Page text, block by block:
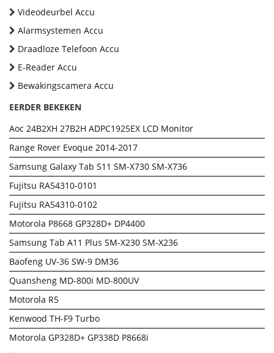
Videodeurbel Accu
Alarmsystemen Accu
Draadloze Telefoon Accu
E-Reader Accu
Bewakingscamera Accu
EERDER BEKEKEN
Aoc 24B2XH 27B2H ADPC1925EX LCD Monitor
Range Rover Evoque 2014-2017
Samsung Galaxy Tab S11 SM-X730 SM-X736
Fujitsu RA54310-0101
Fujitsu RA54310-0102
Motorola P8668 GP328D+ DP4400
Samsung Tab A11 Plus SM-X230 SM-X236
Baofeng UV-36 SW-9 DM36
Quansheng MD-800i MD-800UV
Motorola R5
Kenwood TH-F9 Turbo
Motorola GP328D+ GP338D P8668i